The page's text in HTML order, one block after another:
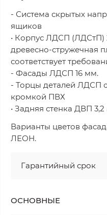
- Система скрытых
ящиков
• Корпус ЛДСП (ЛДСтП)
древесно-стружечная
соответствует
- Фасады ЛДСП 16 мм.
- Торцы деталей ЛДСП
кромкой ПВХ
• Задняя стенка ДВП
Варианты цветов
ЛЕОН.
Гарантийный срок
ОСНОВНЫЕ